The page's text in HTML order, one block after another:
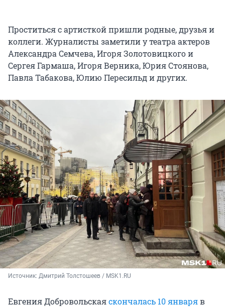
Проститься с артисткой пришли родные, друзья и
коллеги. Журналисты заметили у театра актеров
Александра Семчева, Игоря Золотовицкого и
Сергея Гармаша, Игоря Верника, Юрия Стоянова,
Павла Табакова, Юлию Пересильд и других.
Источник: Дмитрий Толстошеев / MSK1.RU
Евгения Добровольскаяскончалась 10 январяв